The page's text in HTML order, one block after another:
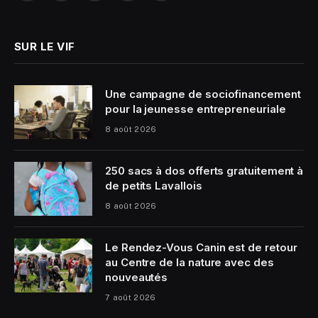
SUR LE VIF
Une campagne de sociofinancement
pour la jeunesse entrepreneuriale
8 août 2026
250 sacs à dos offerts gratuitement à
de petits Lavallois
8 août 2026
Le Rendez-Vous Canin est de retour
au Centre de la nature avec des
nouveautés
7 août 2026